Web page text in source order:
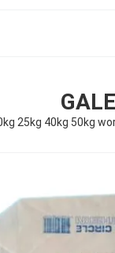
25kg 40kg 50kg